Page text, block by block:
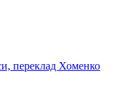
переклад Хоменко